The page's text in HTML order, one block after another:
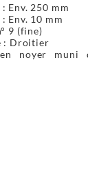
Env. 250 mm
Env. 10 mm
9 (fine)
: Droitier
en noyer muni